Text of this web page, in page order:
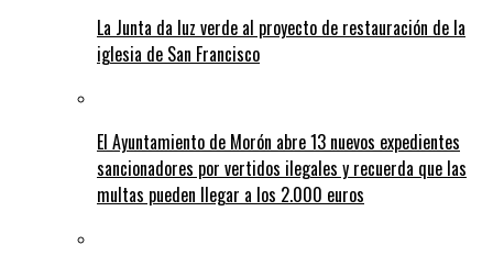
La Junta da luz verde al proyecto de restauración de la
iglesia de San Francisco
El Ayuntamiento de Morón abre 13 nuevos expedientes
sancionadores por vertidos ilegales y recuerda que las
multas pueden llegar a los 2.000 euros